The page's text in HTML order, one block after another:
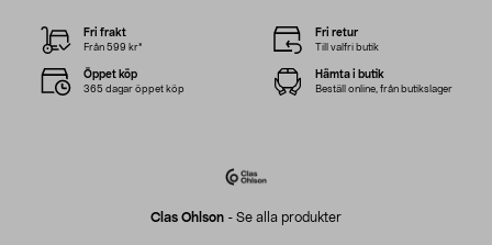
Clas Ohlson - Se alla produkter
Fri frakt
Från 599 kr*
Fri retur
Till valfri butik
Öppet köp
365 dagar öppet köp
Hämta i butik
Beställ online, från butikslager